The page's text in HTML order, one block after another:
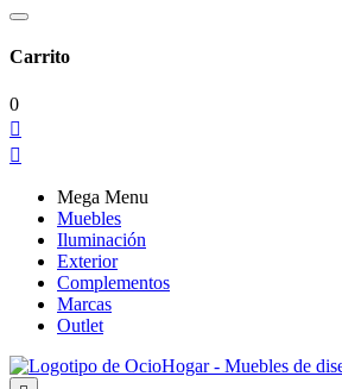
Carrito
0


Mega Menu
Muebles
Iluminación
Exterior
Complementos
Marcas
Outlet